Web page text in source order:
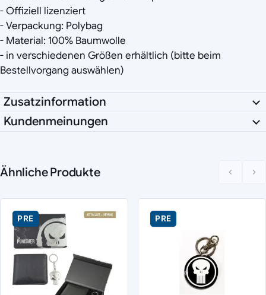
- Offiziell lizenziert
- Verpackung: Polybag
- Material: 100% Baumwolle
- in verschiedenen Größen erhältlich (bitte beim
Bestellvorgang auswählen)
Zusatzinformation
Kundenmeinungen
Ähnliche Produkte
PRE PRE